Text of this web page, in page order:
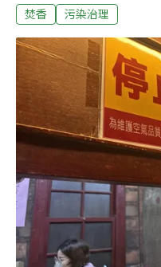
說，下一代不喜歡香的
華「老明玉」香舖：做
華，人潮不多，老明玉
訂單。母親坐在對面看
勢，黃瓊儀語氣自然的
們該做的事，好好做好
宮。雖是老香舖，黃瓊儀
想。老明玉以手工中藥
茴香、五香，約有20幾
需加助燃劑，不易熄滅
拜神明，短香拜祖先。不
可多
焚香 污染治理